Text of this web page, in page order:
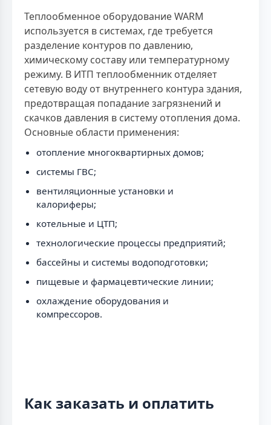
Теплообменное оборудование WARM
используется в системах, где требуется
разделение контуров по давлению,
химическому составу или температурному
режиму. В ИТП теплообменник отделяет
сетевую воду от внутреннего контура здания,
предотвращая попадание загрязнений и
скачков давления в систему отопления дома.
Основные области применения:
отопление многоквартирных домов;
системы ГВС;
вентиляционные установки и
калориферы;
котельные и ЦТП;
технологические процессы предприятий;
бассейны и системы водоподготовки;
пищевые и фармацевтические линии;
охлаждение оборудования и
компрессоров.
Как заказать и оплатить